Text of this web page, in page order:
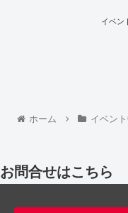
イベン
ホーム イベン
お問合せはこちら